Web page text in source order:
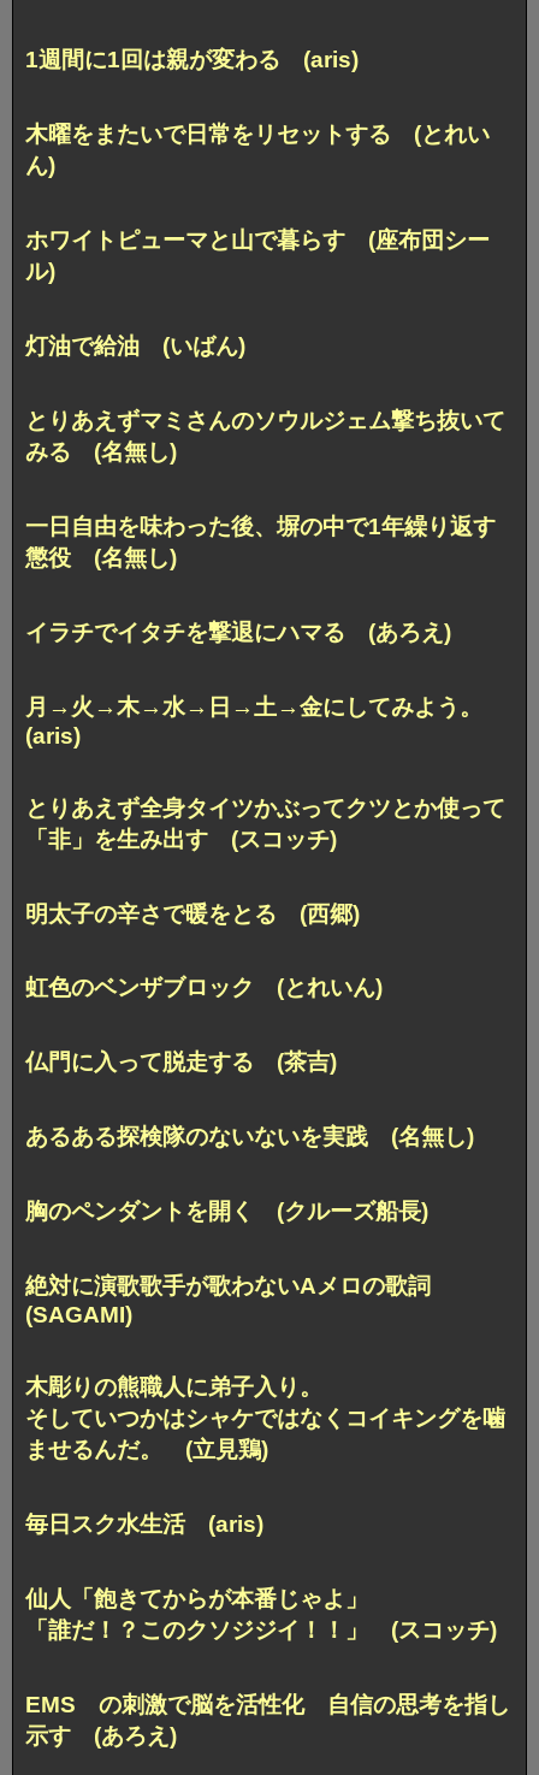
1週間に1回は親が変わる (aris)
木曜をまたいで日常をリセットする (とれい
ん)
ホワイトピューマと山で暮らす (座布団シー
ル)
灯油で給油 (いばん)
とりあえずマミさんのソウルジェム撃ち抜いて
みる (名無し)
一日自由を味わった後、塀の中で1年繰り返す
懲役 (名無し)
イラチでイタチを撃退にハマる (あろえ)
月→火→木→水→日→土→金にしてみよう。
(aris)
とりあえず全身タイツかぶってクツとか使って
「非」を生み出す (スコッチ)
明太子の辛さで暖をとる (西郷)
虹色のベンザブロック (とれいん)
仏門に入って脱走する (茶吉)
あるある探検隊のないないを実践 (名無し)
胸のペンダントを開く (クルーズ船長)
絶対に演歌歌手が歌わないAメロの歌詞
(SAGAMI)
木彫りの熊職人に弟子入り。
そしていつかはシャケではなく コイキングを噛
ませるんだ。 (立見鶏)
毎日スク水生活 (aris)
仙人「飽きてからが本番じゃよ」
「誰だ！？このクソジジイ！！」 (スコッチ)
EMS の刺激で脳を活性化 自信の思考を指し
示す (あろえ)